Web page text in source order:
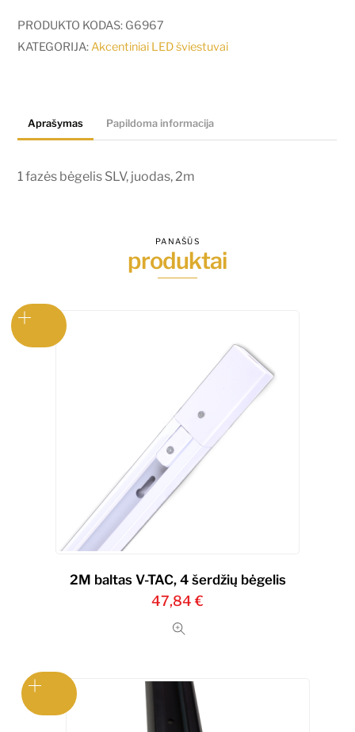
fazės
bėgelis
PRODUKTO KODAS: G6967
KATEGORIJA:Akcentiniai LED šviestuvai
Aprašymas Papildoma informacija
1 fazės bėgelis SLV, juodas, 2m
PANAŠŪS
produktai
2M baltas V-TAC, 4 šerdžių bėgelis
47,84 €